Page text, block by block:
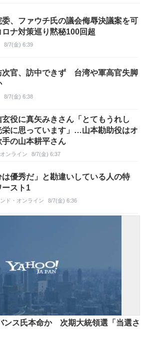
委、ファウチ氏の議会侮辱決議案を可
ナ対策巡り黙秘100回超
8/7(金) 6:39
次官、訪中できず 台湾や軍高官失脚
8/7(金) 6:38
玄役に真矢みきさん「とてもうれし
栄に思っています」…山本勘助役はオ
手の山本耕平さん
ンライン 8/7(金) 6:37
は優秀だ」と勘違いしている人の特
ースト1
ド・オンライン 8/7(金) 6:36
ンス氏本命か 次期大統領選「当選さ